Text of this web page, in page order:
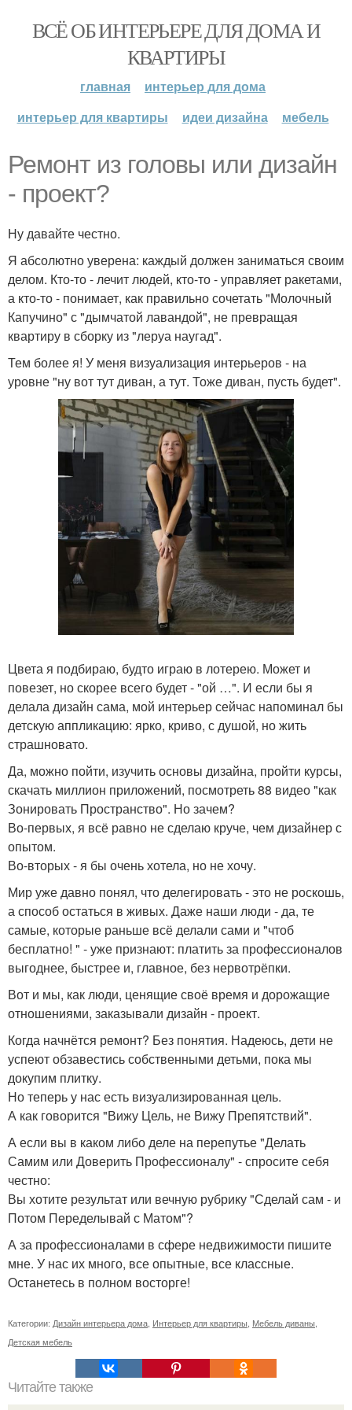
ВСЁ ОБ ИНТЕРЬЕРЕ ДЛЯ ДОМА И
КВАРТИРЫ
главная
интерьер для дома
интерьер для квартиры
идеи дизайна мебель
Ремонт из головы или дизайн
- проект?
Ну давайте честно.
Я абсолютно уверена: каждый должен заниматься своим
делом. Кто-то - лечит людей, кто-то - управляет ракетами,
а кто-то - понимает, как правильно сочетать "Молочный
Капучино" с "дымчатой лавандой", не превращая
квартиру в сборку из "леруа наугад".
Тем более я! У меня визуализация интерьеров - на
уровне "ну вот тут диван, а тут. Тоже диван, пусть будет".
Цвета я подбираю, будто играю в лотерею. Может и
повезет, но скорее всего будет - "ой …". И если бы я
делала дизайн сама, мой интерьер сейчас напоминал бы
детскую аппликацию: ярко, криво, с душой, но жить
страшновато.
Да, можно пойти, изучить основы дизайна, пройти курсы,
скачать миллион приложений, посмотреть 88 видео "как
Зонировать Пространство". Но зачем?
Во-первых, я всё равно не сделаю круче, чем дизайнер с
опытом.
Во-вторых - я бы очень хотела, но не хочу.
Мир уже давно понял, что делегировать - это не роскошь,
а способ остаться в живых. Даже наши люди - да, те
самые, которые раньше всё делали сами и "чтоб
бесплатно! " - уже признают: платить за профессионалов
выгоднее, быстрее и, главное, без нервотрёпки.
Вот и мы, как люди, ценящие своё время и дорожащие
отношениями, заказывали дизайн - проект.
Когда начнётся ремонт? Без понятия. Надеюсь, дети не
успеют обзавестись собственными детьми, пока мы
докупим плитку.
Но теперь у нас есть визуализированная цель.
А как говорится "Вижу Цель, не Вижу Препятствий".
А если вы в каком либо деле на перепутье "Делать
Самим или Доверить Профессионалу" - спросите себя
честно:
Вы хотите результат или вечную рубрику "Сделай сам - и
Потом Переделывай с Матом"?
А за профессионалами в сфере недвижимости пишите
мне. У нас их много, все опытные, все классные.
Останетесь в полном восторге!
Категории: Дизайн интерьера дома Интерьер для квартиры Мебель диваны
Детская мебель
Читайте также